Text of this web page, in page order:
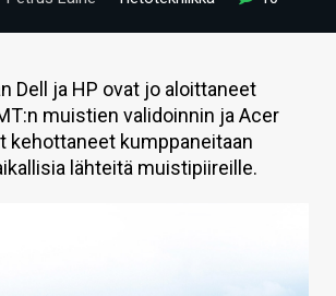
Dell ja HP ovat jo aloittaneet
muistien validoinnin ja Acer
kehottaneet kumppaneitaan
lähteitä muistipiireille.